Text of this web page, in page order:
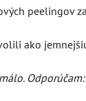
peelingov
ako